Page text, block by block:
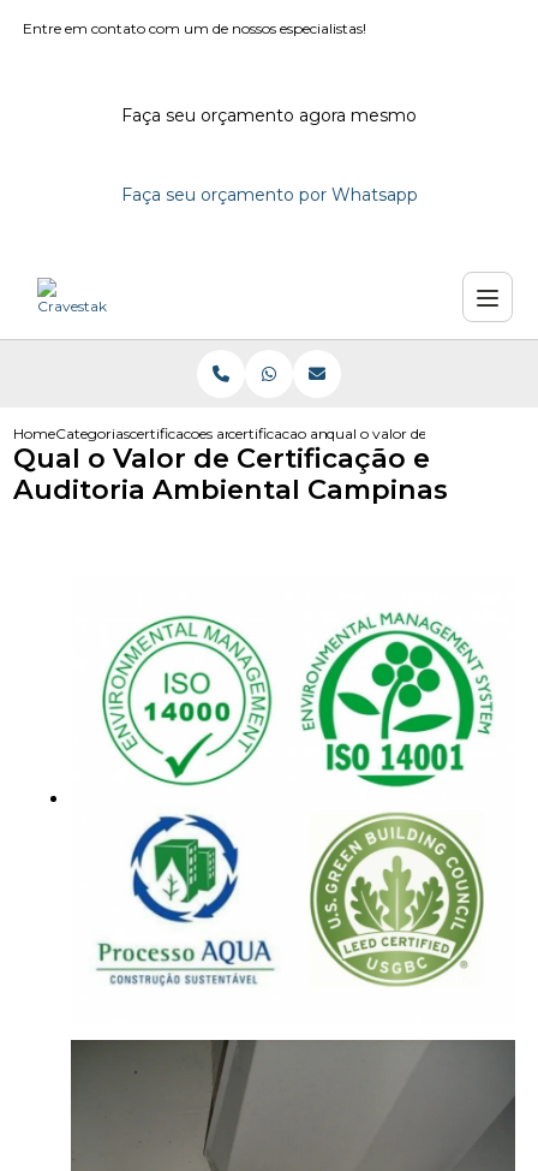
Entre em contato com um de nossos especialistas!
Faça seu orçamento agora mesmo
Faça seu orçamento por Whatsapp
HomeCategoriascertificacoes ambientaiscertificacao ambiental edificacoes
qual o valor de certificacao e
Qual o Valor de Certificação e
Auditoria Ambiental Campinas